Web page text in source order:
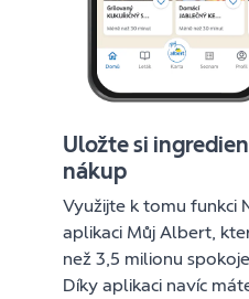
Uložte si
nákup
Využijte k tomu funkci
aplikaci Můj Albert,
než 3,5 milionu
Díky aplikaci navíc